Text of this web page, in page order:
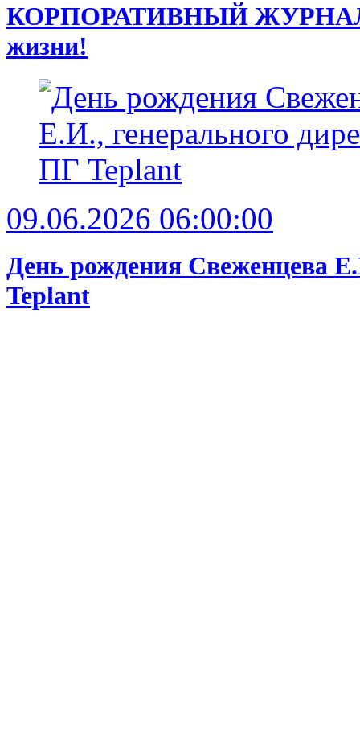
КОРПОРАТИВНЫЙ ЖУРНАЛ
жизни!
09.06.2026 06:00:00
День рождения Свеженцева
Teplant